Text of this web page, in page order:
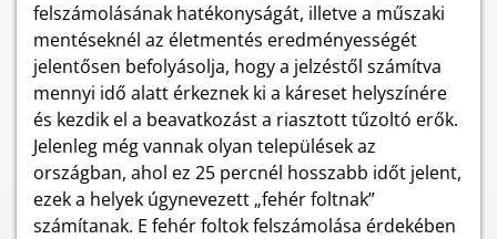
felszámolásának hatékonyságát, illetve a műszaki
mentéseknél az életmentés eredményességét
jelentősen befolyásolja, hogy a jelzéstől számítva
mennyi idő alatt érkeznek ki a káreset helyszínére
és kezdik el a beavatkozást a riasztott tűzoltó erők.
Jelenleg még vannak olyan települések az
országban, ahol ez 25 percnél hosszabb időt jelent,
ezek a helyek úgynevezett „fehér foltnak”
számítanak. E fehér foltok felszámolása érdekében